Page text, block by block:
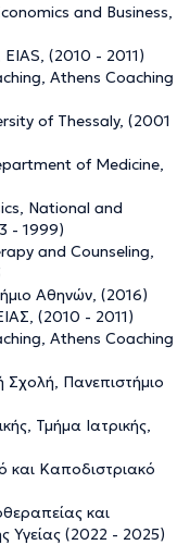
and Business,
(2010 - 2011)
Athens Coaching
of Thessaly, (2001
of Medicine,
National and
- 1999)
and Counseling,
Αθηνών, (2016)
(2010 - 2011)
Athens Coaching
Σχολή, Πανεπιστήμιο
Τμήμα Ιατρικής,
και Καποδιστριακό
και
Υγείας (2022 - 2025)